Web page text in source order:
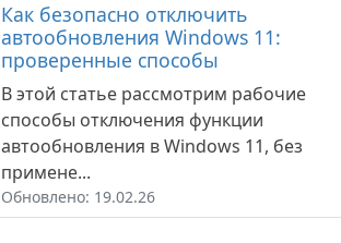
Как безопасно отключить
автообновления Windows 11:
проверенные способы
В этой статье рассмотрим рабочие
способы отключения функции
автообновления в Windows 11, без
примене...
Обновлено: 19.02.26